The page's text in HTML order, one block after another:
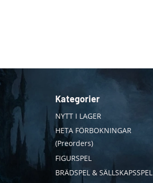
Kategorier
NYTT I LAGER
HETA FÖRBOKNINGAR
(Preorders)
FIGURSPEL
BRÄDSPEL & SÄLLSKAPSSPEL